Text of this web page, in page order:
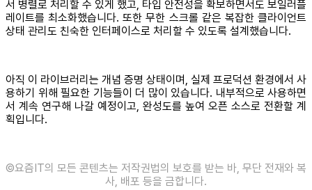
서 병렬로 처리할 수 있게 했고, 타입 안전성을 확보하면서도 보일러플
레이트를 최소화했습니다. 또한 무한 스크롤 같은 복잡한 클라이언트
상태 관리도 친숙한 인터페이스로 처리할 수 있도록 설계했습니다.
아직 이 라이브러리는 개념 증명 상태이며, 실제 프로덕션 환경에서 사
용하기 위해 필요한 기능들이 더 많이 있습니다. 내부적으로 사용하면
서 계속 연구해 나갈 예정이고, 완성도를 높여 오픈 소스로 전환할 계
획입니다.
©️요즘IT의 모든 콘텐츠는 저작권법의 보호를 받는 바, 무단 전재와 복
사, 배포 등을 금합니다.